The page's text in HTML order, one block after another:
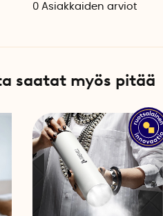
0 Asiakkaiden arviot
saatat myös pitää